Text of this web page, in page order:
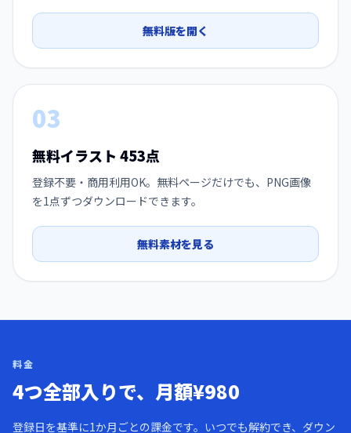
無料版を開く
03
無料イラスト 453点
登録不要・商用利用OK。無料ページだけでも、PNG画像
を1点ずつダウンロードできます。
無料素材を見る
料金
4つ全部入りで、月額¥980
登録日を基準に1か月ごとの課金です。いつでも解約でき、ダウン